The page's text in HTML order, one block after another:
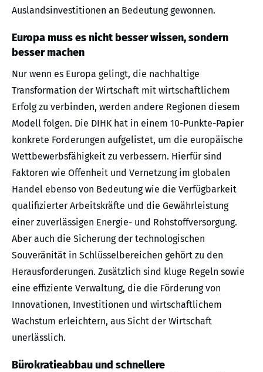
Auslandsinvestitionen an Bedeutung gewonnen.
Europa muss es nicht besser wissen, sondern
besser machen
Nur wenn es Europa gelingt, die nachhaltige
Transformation der Wirtschaft mit wirtschaftlichem
Erfolg zu verbinden, werden andere Regionen diesem
Modell folgen. Die DIHK hat in einem 10-Punkte-Papier
konkrete Forderungen aufgelistet, um die europäische
Wettbewerbsfähigkeit zu verbessern. Hierfür sind
Faktoren wie Offenheit und Vernetzung im globalen
Handel ebenso von Bedeutung wie die Verfügbarkeit
qualifizierter Arbeitskräfte und die Gewährleistung
einer zuverlässigen Energie- und Rohstoffversorgung.
Aber auch die Sicherung der technologischen
Souveränität in Schlüsselbereichen gehört zu den
Herausforderungen. Zusätzlich sind kluge Regeln sowie
eine effiziente Verwaltung, die die Förderung von
Innovationen, Investitionen und wirtschaftlichem
Wachstum erleichtern, aus Sicht der Wirtschaft
unerlässlich.
Bürokratieabbau und schnellere